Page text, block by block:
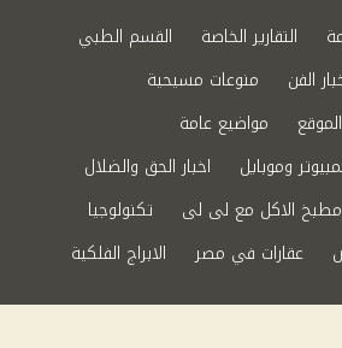
التقارير الخاصة
القسم الطبي
الفن
منوعات مسيحية
مواضيع عامة
وموبايل
اخبار الحق والضلال
مطبخ الاكل مع لى لى
تكنولوجيا
عقارات في مصر
الابراج الفلكية